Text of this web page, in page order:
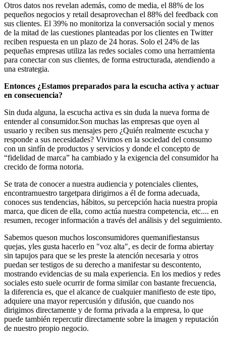
Otros datos nos revelan además, como de media, el 88% de los
pequeños negocios y retail desaprovechan el 88% del feedback con
sus clientes. El 39% no monitoriza la conversación social y menos
de la mitad de las cuestiones planteadas por los clientes en Twitter
reciben respuesta en un plazo de 24 horas. Solo el 24% de las
pequeñas empresas utiliza las redes sociales como una herramienta
para conectar con sus clientes, de forma estructurada, atendiendo a
una estrategia.
Entonces ¿Estamos preparados para la escucha activa y actuar
en consecuencia?
Sin duda alguna, la escucha activa es sin duda la nueva forma de
entender al consumidor.Son muchas las empresas que oyen al
usuario y reciben sus mensajes pero ¿Quién realmente escucha y
responde a sus necesidades? Vivimos en la sociedad del consumo
con un sinfín de productos y servicios y donde el concepto de
“fidelidad de marca” ha cambiado y la exigencia del consumidor ha
crecido de forma notoria.
Se trata de conocer a nuestra audiencia y potenciales clientes,
encontrarnuestro targetpara dirigirnos a él de forma adecuada,
conoces sus tendencias, hábitos, su percepción hacia nuestra propia
marca, que dicen de ella, como actúa nuestra competencia, etc.... en
resumen, recoger información a través del análisis y del seguimiento.
Sabemos queson muchos losconsumidores quemanifiestansus
quejas, yles gusta hacerlo en "voz alta", es decir de forma abiertay
sin tapujos para que se les preste la atención necesaria y otros
puedan ser testigos de su derecho a manifestar su descontento,
mostrando evidencias de su mala experiencia. En los medios y redes
sociales esto suele ocurrir de forma similar con bastante frecuencia,
la diferencia es, que el alcance de cualquier manifiesto de este tipo,
adquiere una mayor repercusión y difusión, que cuando nos
dirigimos directamente y de forma privada a la empresa, lo que
puede también repercutir directamente sobre la imagen y reputación
de nuestro propio negocio.